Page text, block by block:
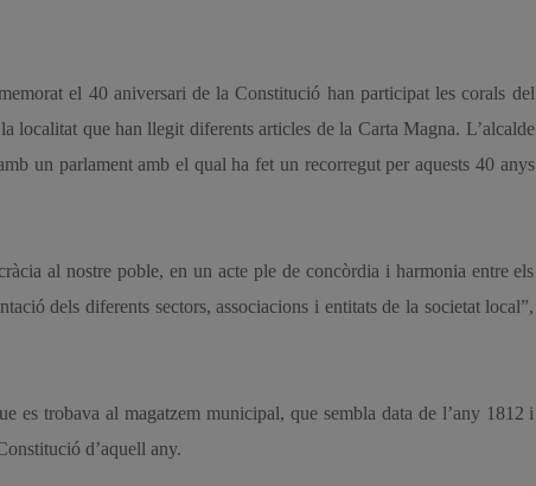
el 40 aniversari de la Constitució han participat les corals del
localitat que han llegit diferents articles de la Carta Magna. L’alcalde
un parlament amb el qual ha fet un recorregut per aquests 40 anys
al nostre poble, en un acte ple de concòrdia i harmonia entre els
dels diferents sectors, associacions i entitats de la societat local”,
es trobava al magatzem municipal, que sembla data de l’any 1812 i
d’aquell any.